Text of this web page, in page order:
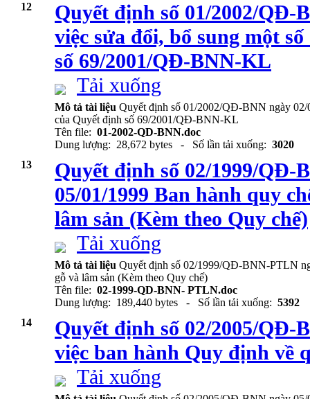
12
Quyết định số 01/2002/QĐ-
việc sửa đổi, bổ sung một
số 69/2001/QĐ-BNN-KL
Tải xuống
Mô tả tài liệu Quyết định số 01/2002/QĐ-BNN ngày 02/
của Quyết định số 69/2001/QĐ-BNN-KL
Tên file: 01-2002-QD-BNN.doc
Dung lượng: 28,672 bytes - Số lần tải xuống: 3020
13
Quyết định số 02/1999/QĐ-
05/01/1999 Ban hành quy
lâm sản (Kèm theo Quy chế)
Tải xuống
Mô tả tài liệu Quyết định số 02/1999/QĐ-BNN-PTLN
gỗ và lâm sản (Kèm theo Quy chế)
Tên file: 02-1999-QD-BNN- PTLN.doc
Dung lượng: 189,440 bytes - Số lần tải xuống: 5392
14
Quyết định số 02/2005/QĐ-
việc ban hành Quy định về
Tải xuống